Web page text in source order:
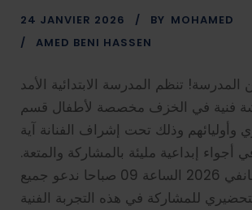
24 JANVIER 2026 BY MOHAMED
AMED BENI HASSEN
المدرسة! تنظم المدرسة الابتدائية الأمد
فنية في الخزف مخصصة لأطفال قسم
وأوليائهم وذلك تحت إشراف الفنانة آية
أجواء إبداعية مليئة بالمشاركة والمتعة.
السبت 31 جانفي 2026 الساعة 09 صباحا ندعو جميع
للمشاركة في هذه التجربة الفنية